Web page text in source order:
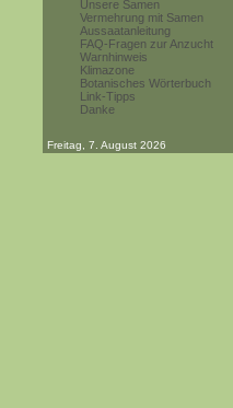
Unsere Samen
Vermehrung mit Samen
Aussaatanleitung
FAQ-Fragen zur Anzucht
Warnhinweis
Klimazone
Botanisches Wörterbuch
Link-Tipps
Danke
Freitag, 7. August 2026